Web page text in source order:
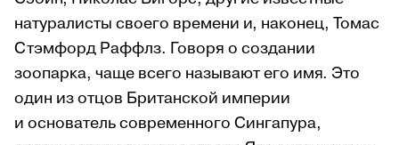
натуралисты своего времени и, наконец, Томас
Стэмфорд Раффлз. Говоря о создании
зоопарка, чаще всего называют его имя. Это
один из отцов Британской империи
и основатель современного Сингапура,